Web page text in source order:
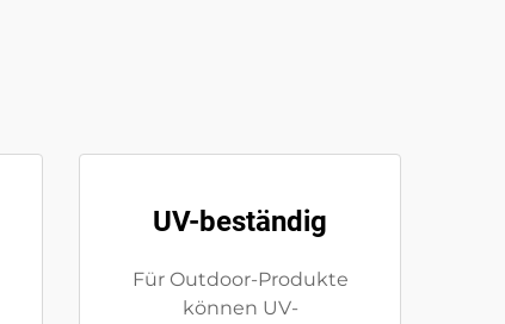
UV-beständig
Für Outdoor-Produkte
können UV-